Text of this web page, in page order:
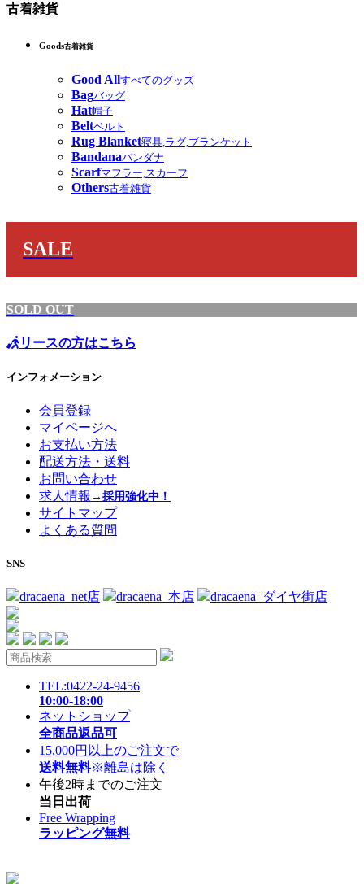
古着雑貨
Goods古着雑貨
Good Allすべてのグッズ
Bagバッグ
Hat帽子
Beltベルト
Rug Blanket寝具,ラグ,ブランケット
Bandanaバンダナ
Scarfマフラー,スカーフ
Others古着雑貨
SALE
SOLD OUT
リースの方はこちら
インフォメーション
会員登録
マイページへ
お支払い方法
配送方法・送料
お問い合わせ
求人情報 →採用強化中！
サイトマップ
よくある質問
SNS
dracaena_net店 dracaena_本店 dracaena_ダイヤ街店
TEL:0422-24-9456
10:00-18:00
ネットショップ
全商品返品可
15,000円以上のご注文で
送料無料※離島は除く
午後2時までのご注文
当日出荷
Free Wrapping
ラッピング無料